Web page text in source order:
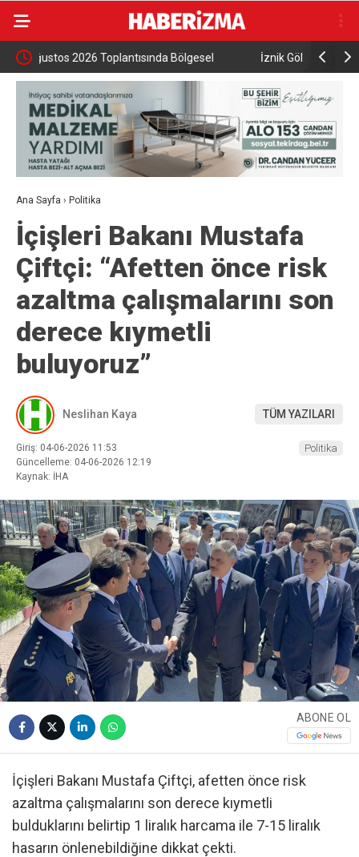
İznik Gölü’ne düşen genç hayatını kaybetti,
gözyaşlarıyla toprağa verildi
Aile ve
Ana Sayfa › Politika
İçişleri Bakanı Mustafa
Çiftçi: “Afetten önce risk
azaltma çalışmalarını son
derece kıymetli
buluyoruz”
Neslihan Kaya TÜM YAZILARI
Giriş: 04-06-2026 11:53
Güncelleme: 04-06-2026 12:19
Kaynak: İHA
Politika
ABONE OL
İçişleri Bakanı Mustafa Çiftçi, afetten önce risk
azaltma çalışmalarını son derece kıymetli
bulduklarını belirtip 1 liralık harcama ile 7-15 liralık
hasarın önlenebildiğine dikkat çekti.